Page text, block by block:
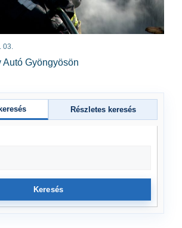
Autó Gyöngyösön
Részletes keresés
Keresés